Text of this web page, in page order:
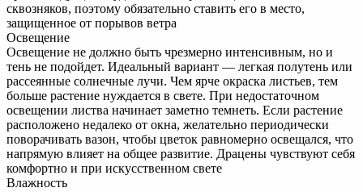
сквозняков, поэтому обязательно ставить его в место,
защищенное от порывов ветра
Освещение
Освещение не должно быть чрезмерно интенсивным, но и
тень не подойдет. Идеальный вариант — легкая полутень или
рассеянные солнечные лучи. Чем ярче окраска листьев, тем
больше растение нуждается в свете. При недостаточном
освещении листва начинает заметно темнеть. Если растение
расположено недалеко от окна, желательно периодически
поворачивать вазон, чтобы цветок равномерно освещался, что
напрямую влияет на общее развитие. Драцены чувствуют себя
комфортно и при искусственном свете
Влажность